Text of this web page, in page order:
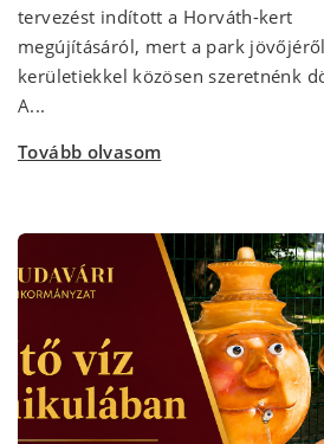
tervezést indított a Horváth-kert
megújításáról, mert a park
kerületiekkel közösen szeretnénk
A...
Tovább olvasom